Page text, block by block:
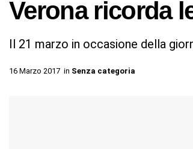
Verona ricorda
Il 21 marzo in occasione della
16 Marzo 2017 in Senza categoria